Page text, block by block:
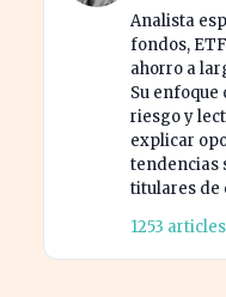
Analista
fondos,
ahorro a
Su
riesgo y
explicar
tendencias
titulares de
1253